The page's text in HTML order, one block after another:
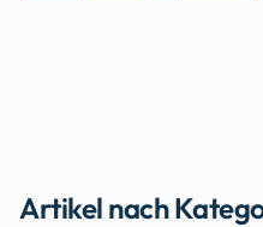
Artikel nach